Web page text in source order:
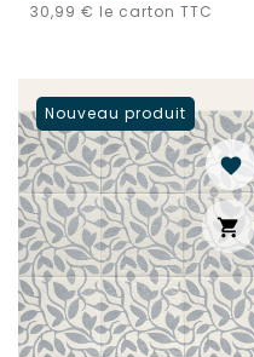
30,99 € le carton TTC
Nouveau produit
favorite
shopping_cart